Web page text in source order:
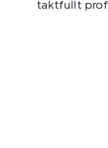
taktfullt